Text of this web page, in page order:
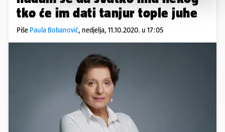
tko će im dati tanjur tople juhe
Piše Paula Bobanović, nedjelja, 11.10.2020. u 17:05